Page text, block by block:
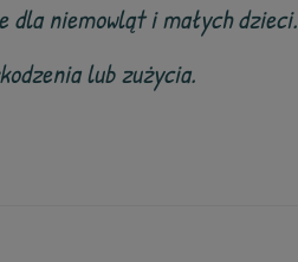
dla niemowląt i małych dzieci.
lub zużycia.